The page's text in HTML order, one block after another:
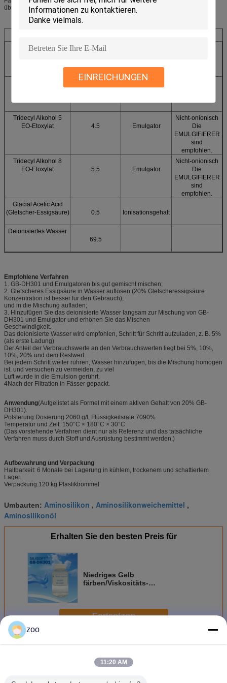
EINREICHUNGEN
übliche Anwendungsbedingungen.
30%
((Prozentsatz %)
20.0
Tridecyl Alkohol 5
EO-Etoxylat
4.5 Emulgator
Nicht-onionisch
Die
EMULGIFIERER
sind
empfohlen.
Tridecyl Alkohol 8
EO-Etoxylat
5.5 Emulgator
Nicht-onionisch
Die
EMULGIFIERER
sind
empfohlen.
Glacial Acetic Acid
(Gletscher-Essigsäure)
0.5 Ionisationsgehalt
Deionisiertes Wasser
69.5
Empfohlene Verfahren
1. GB-DH301 und Emulgatoren bis gut gemischt mischen;
2. Gletscheres Essigsäure in Wasser auflösen (20% Gletscheressigsäure
Konzentration ist besser für den Gebrauch),
und in die Mischung aufladen;
3. Hinzufügen Sie das deionisierte Wasser langsam zur Mischung von GB-
DH301 und Emulgator und erhöhen Sie das Mischen
Geschwindigkeit.
Das deionisierte Wasser wird empfohlen, Schritt für Schritt aufzuladen, z. B. 5%
(als erste Ladung)
Der Anteil der Verbrauchswerte an den Verbrauchswerten liegt bei 5%, 10%,
10%, 20% und dem Restwert.
Bei jedem Schritt weiter rühren, Wasser hinzufügen, bis die Mischung homogen
ist, und versuchen zu vermeiden, zu viel
Luft wurde in die Emulsion gerührt.
4Nach der Filtration in Fässer gepackt.
Anwendung(Aufgelistet als Formel mit einem aktiven Gehalt von 20% GB-
DH301).
Polsterung:Dosierung:2060 g/l, Flüssigkeitsrate 7090%
Temperatur und Zeit: 150°C × 180°C × 30°C
(Das vorstehende Verfahren dient nur als Referenz und das tatsächliche
Verfahren muss durch Stoff und Ausrüstung bestimmt werden.)
Aufbewahrung und Verpackung
Haltbarkeit: 6 Monate bei Lagerung in kühlem, trockenem und schattiertem
Lager.
Verpackung:120 kg Plastiktrommel
Umbauten: Aminosilikon , Aminosilikonweichemittel ,
Aminosilikonöl
Erhalten Sie den besten Preis für
Niedriges Gelb
färben/Viskositäts-
Fortsetzen
MehrAminosilikon
zoo
11:20 AM